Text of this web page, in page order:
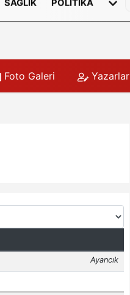
SAĞLIK POLITIKA
Foto Galeri Yazarlar